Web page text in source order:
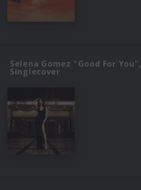
Selena Gomez "Good For You",
Singlecover